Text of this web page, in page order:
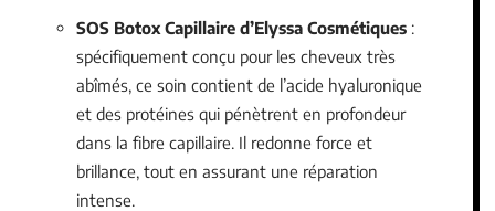
SOS Botox Capillaire d’Elyssa Cosmétiques :
spécifiquement conçu pour les cheveux très
abîmés, ce soin contient de l’acide hyaluronique
et des protéines qui pénètrent en profondeur
dans la fibre capillaire. Il redonne force et
brillance, tout en assurant une réparation
intense.